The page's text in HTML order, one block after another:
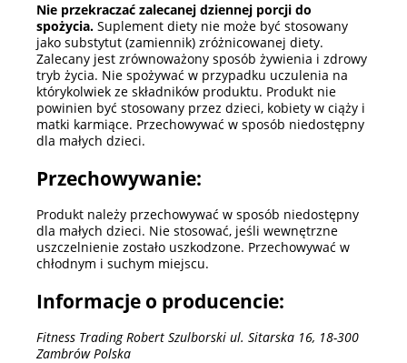
Nie przekraczać zalecanej dziennej porcji do
spożycia. Suplement diety nie może być stosowany
jako substytut (zamiennik) zróżnicowanej diety.
Zalecany jest zrównoważony sposób żywienia i zdrowy
tryb życia. Nie spożywać w przypadku uczulenia na
którykolwiek ze składników produktu. Produkt nie
powinien być stosowany przez dzieci, kobiety w ciąży i
matki karmiące. Przechowywać w sposób niedostępny
dla małych dzieci.
Przechowywanie:
Produkt należy przechowywać w sposób niedostępny
dla małych dzieci. Nie stosować, jeśli wewnętrzne
uszczelnienie zostało uszkodzone. Przechowywać w
chłodnym i suchym miejscu.
Informacje o producencie:
Fitness Trading Robert Szulborski ul. Sitarska 16, 18-300
Zambrów Polska